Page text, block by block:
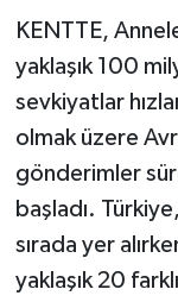
KENTTE,
yaklaşık 100
sevkiyatlar
olmak üzere
gönderimler
başladı.
sırada yer
yaklaşık 20